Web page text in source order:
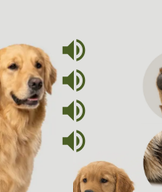
volume_up
volume_up
volume_up
volume_up